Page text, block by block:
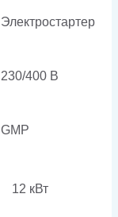
Электростартер
230/400 В
GMP
12 кВт